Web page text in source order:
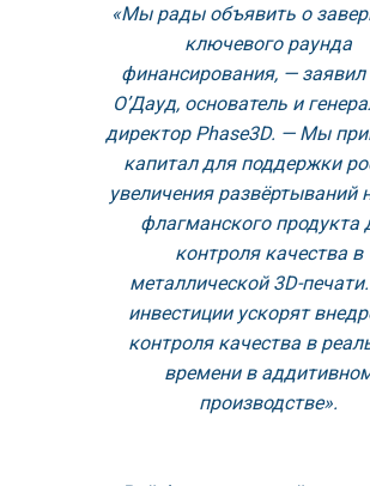
«Мы рады объявить о
ключевого раунда
финансирования, —
О’Дауд, основатель и
директор Phase3D. — Мы
капитал для поддержки
увеличения развёртываний
флагманского продукта
контроля качества в
металлической 3D-
инвестиции ускорят
контроля качества в
времени в
производстве».